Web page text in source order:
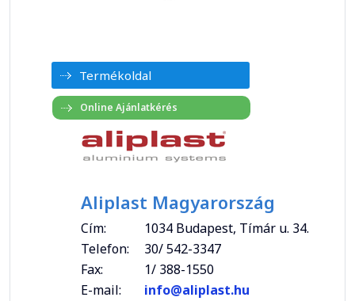
Termékoldal
Aliplast Magyarország
Cím:
1034 Budapest, Tímár u. 34.
Telefon:
30/ 542-3347
Fax:
1/ 388-1550
E-mail:
info@aliplast.hu